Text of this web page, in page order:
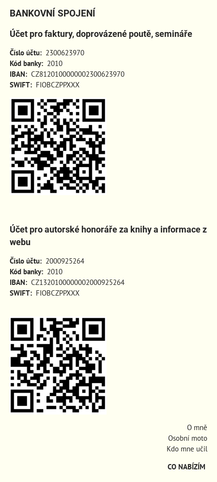
BANKOVNÍ SPOJENÍ
Účet pro faktury, doprovázené poutě, semináře
Číslo účtu: 2300623970
Kód banky: 2010
IBAN: CZ8120100000002300623970
SWIFT: FIOBCZPPXXX
Účet pro autorské honoráře za knihy a informace z
webu
Číslo účtu: 2000925264
Kód banky: 2010
IBAN: CZ1320100000002000925264
SWIFT: FIOBCZPPXXX
O mně
Osobní moto
Kdo mne učil
CO NABÍZÍM